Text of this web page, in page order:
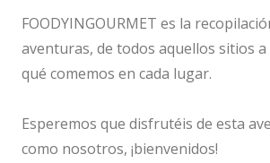
FOODYINGOURMET es la
aventuras, de todos aquellos sitios a
qué comemos en cada lugar.
Esperemos que disfrutéis de esta
como nosotros, ¡bienvenidos!